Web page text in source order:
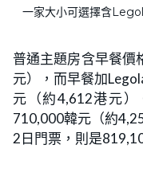
一家大小可選擇含
普通主題房含早餐價
元），而早餐加
元（約4,612港元
710,000韓元（約
2日門票，則是